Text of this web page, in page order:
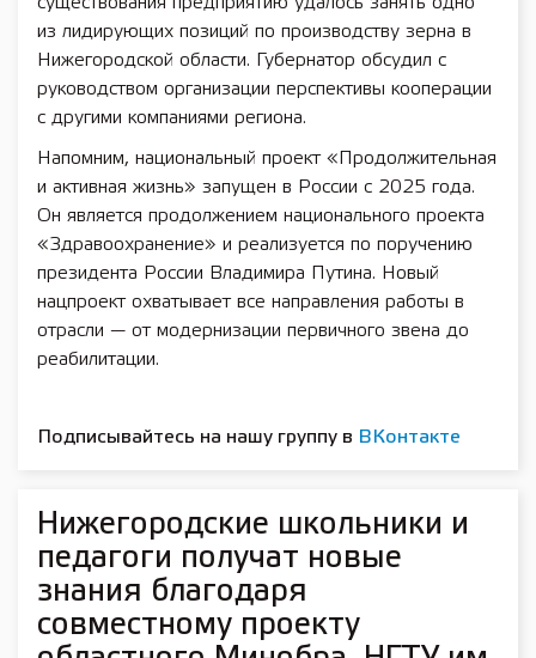
из лидирующих позиций по производству зерна в
Нижегородской области. Губернатор обсудил с
руководством организации перспективы кооперации
с другими компаниями региона.
Напомним, национальный проект «Продолжительная
и активная жизнь» запущен в России с 2025 года.
Он является продолжением национального проекта
«Здравоохранение» и реализуется по поручению
президента России Владимира Путина. Новый
нацпроект охватывает все направления работы в
отрасли — от модернизации первичного звена до
реабилитации.
Подписывайтесь на нашу группу в ВКонтакте
Нижегородские школьники и
педагоги получат новые
знания благодаря
совместному проекту